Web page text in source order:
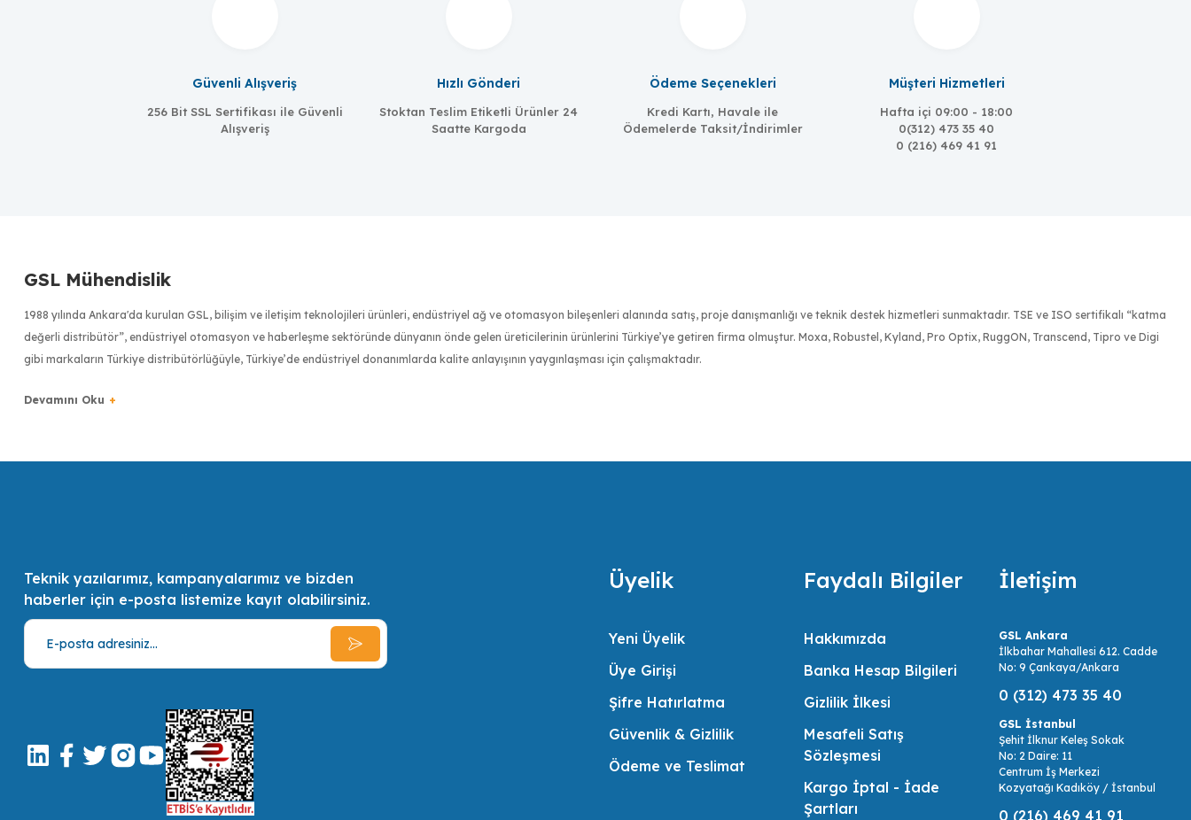
Meanwell
MW-MDR-040-24
Meanwell
MW-MDR-060-24
Güvenli Alışveriş
256 Bit SSL Sertifikası ile Güvenli
Alışveriş
Hızlı Gönderi
Stoktan Teslim Etiketli Ürünler 24
Saatte Kargoda
Ödeme Seçenekleri
Kredi Kartı, Havale ile
Ödemelerde Taksit/İndirimler
Müşteri Hizmetleri
Hafta içi 09:00 - 18:00
0(312) 473 35 40
0 (216) 469 41 91
GSL Mühendislik
1988 yılında Ankara'da kurulan GSL, bilişim ve iletişim teknolojileri ürünleri, endüstriyel ağ ve otomasyon bileşenleri alanında satış, proje danışmanlığı ve teknik destek hizmetleri sunmaktadır. TSE ve ISO sertifikalı “katma
değerli distribütör”, endüstriyel otomasyon ve haberleşme sektöründe dünyanın önde gelen üreticilerinin ürünlerini Türkiye’ye getiren firma olmuştur. Moxa, Robustel, Kyland, Pro Optix, RuggON, Transcend, Tipro ve Digi
gibi markaların Türkiye distribütörlüğüyle, Türkiye’de endüstriyel donanımlarda kalite anlayışının yaygınlaşması için çalışmaktadır.
Türkiye bilişim sektörünün ilk 500 bilişim şirketinden biri olan GSL, uzman sertifikalı mühendis kadrosuyla müşterilerinin ihtiyaçlarını en iyi şekilde tespit etmek, onlara bu ihtiyaçları doğrultusunda olabilecek en ekonomik,
Teknik yazılarımız, kampanyalarımız ve bizden
haberler için e-posta listemize kayıt olabilirsiniz.
Üyelik
Yeni Üyelik
Üye Girişi
Şifre Hatırlatma
Güvenlik & Gizlilik
Ödeme ve Teslimat
Faydalı Bilgiler
Hakkımızda
Banka Hesap Bilgileri
Gizlilik İlkesi
Mesafeli Satış
Sözleşmesi
Kargo İptal - İade
Şartları
İletişim
GSL Ankara
İlkbahar Mahallesi 612. Cadde
No: 9 Çankaya/Ankara
0 (312) 473 35 40
GSL İstanbul
Şehit İlknur Keleş Sokak
No: 2 Daire: 11
Centrum İş Merkezi
Kozyatağı Kadıköy / İstanbul
0 (216) 469 41 91